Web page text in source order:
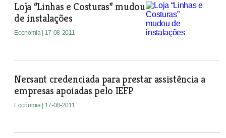
Loja “Linhas e Costuras” mudou
de instalações
Economia | 17-08-2011
Nersant credenciada para prestar assistência a
empresas apoiadas pelo IEFP
Economia | 17-08-2011